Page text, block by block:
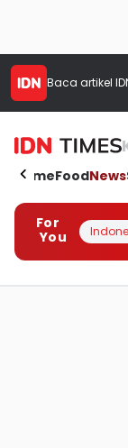
Baca artikel
HomeFoodNews
For
You